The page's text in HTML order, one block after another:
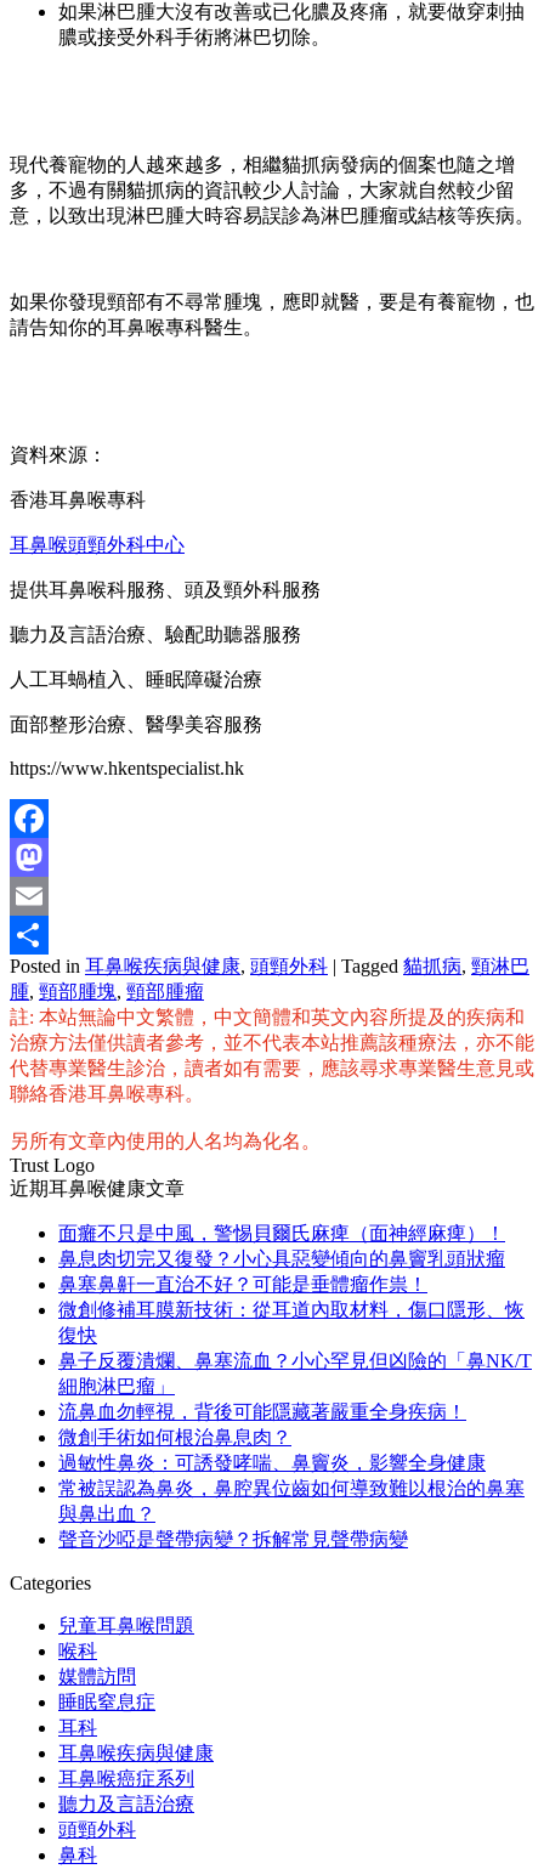
如果淋巴腫大沒有改善或已化膿及疼痛，就要做穿刺抽
膿或接受外科手術將淋巴切除。
現代養寵物的人越來越多，相繼貓抓病發病的個案也隨之增
多，不過有關貓抓病的資訊較少人討論，大家就自然較少留
意，以致出現淋巴腫大時容易誤診為淋巴腫瘤或結核等疾病。
如果你發現頸部有不尋常腫塊，應即就醫，要是有養寵物，也
請告知你的耳鼻喉專科醫生。
資料來源：
香港耳鼻喉專科
耳鼻喉頭頸外科中心
提供耳鼻喉科服務、頭及頸外科服務
聽力及言語治療、驗配助聽器服務
人工耳蝸植入、睡眠障礙治療
面部整形治療、醫學美容服務
https://www.hkentspecialist.hk
Facebook
Mastodon
Email
分
享
Posted in 耳鼻喉疾病與健康, 頭頸外科 | Tagged 貓抓病, 頸淋巴
腫, 頸部腫塊, 頸部腫瘤
註: 本站無論中文繁體，中文簡體和英文內容所提及的疾病和
治療方法僅供讀者參考，並不代表本站推薦該種療法，亦不能
代替專業醫生診治，讀者如有需要，應該尋求專業醫生意見或
聯絡香港耳鼻喉專科。
另所有文章內使用的人名均為化名。
Trust Logo
近期耳鼻喉健康文章
面癱不只是中風，警惕貝爾氏麻痺（面神經麻痺）！
鼻息肉切完又復發？小心具惡變傾向的鼻竇乳頭狀瘤
鼻塞鼻鼾一直治不好？可能是垂體瘤作祟！
微創修補耳膜新技術：從耳道內取材料，傷口隱形、恢
復快
鼻子反覆潰爛、鼻塞流血？小心罕見但凶險的「鼻NK/T
細胞淋巴瘤」
流鼻血勿輕視，背後可能隱藏著嚴重全身疾病！
微創手術如何根治鼻息肉？
過敏性鼻炎：可誘發哮喘、鼻竇炎，影響全身健康
常被誤認為鼻炎，鼻腔異位齒如何導致難以根治的鼻塞
與鼻出血？
聲音沙啞是聲帶病變？拆解常見聲帶病變
Categories
兒童耳鼻喉問題
喉科
媒體訪問
睡眠窒息症
耳科
耳鼻喉疾病與健康
耳鼻喉癌症系列
聽力及言語治療
頭頸外科
鼻科